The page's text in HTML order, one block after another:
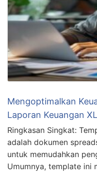
Mengoptimalkan
Laporan Keuangan
Ringkasan Singkat:
adalah dokumen
untuk memudahkan
Umumnya, template ini